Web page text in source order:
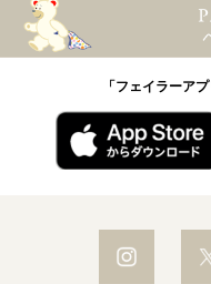
「フェイラーア